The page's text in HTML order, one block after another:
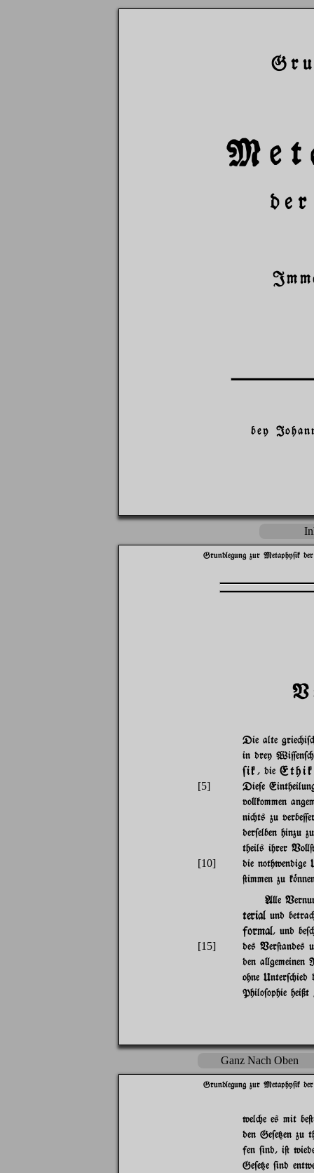
bey
Grundlegung zur Metaphy$ik
Die alte
in drey
$ik , die Ethik
[5]
Die$e
vo}kommen
ni"ts zu
der$elben
theils ihrer
[10]
die
@immen zu
A}e
terialund
formal, und
[15]
des Ver@andes
den a}gemeinen
ohne
Philo$ophie heißt
Ganz Nach Oben
Grundlegung zur Metaphy$ik
wel"e es mit
den Ge$e{en zu
fen $ind, i@
Ge$e{e $ind